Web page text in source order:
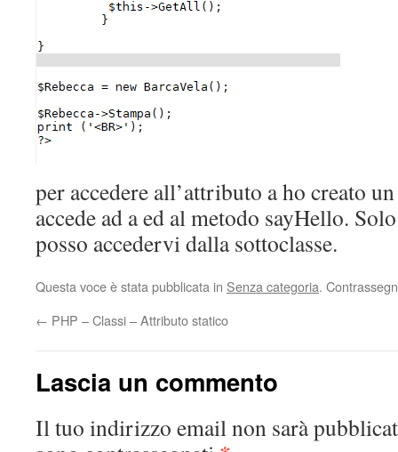
per accedere all’attributo a ho creato
accede ad a ed al metodo sayHello.
posso accedervi dalla sottoclasse.
Questa voce è stata pubblicata in Senza categoria.
← PHP – Classi – Attributo statico
Lascia un commento
Il tuo indirizzo email non sarà